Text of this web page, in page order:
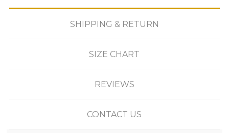
SHIPPING & RETURN
SIZE CHART
REVIEWS
CONTACT US